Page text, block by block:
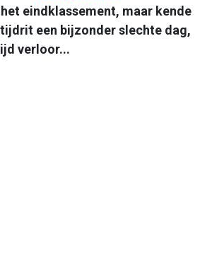
eindklassement, maar kende
een bijzonder slechte dag,
verloor...